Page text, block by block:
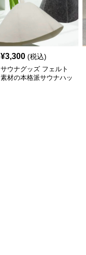
¥3,300 (税込)
サウナグッズ フェルト
素材の本格派サウナハッ